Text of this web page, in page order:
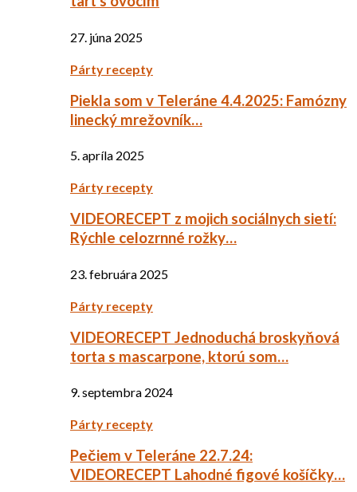
27. júna 2025
Párty recepty
Piekla som v Teleráne 4.4.2025: Famózny
linecký mrežovník…
5. apríla 2025
Párty recepty
VIDEORECEPT z mojich sociálnych sietí:
Rýchle celozrnné rožky…
23. februára 2025
Párty recepty
VIDEORECEPT Jednoduchá broskyňová
torta s mascarpone, ktorú som…
9. septembra 2024
Párty recepty
Pečiem v Teleráne 22.7.24:
VIDEORECEPT Lahodné figové košíčky…